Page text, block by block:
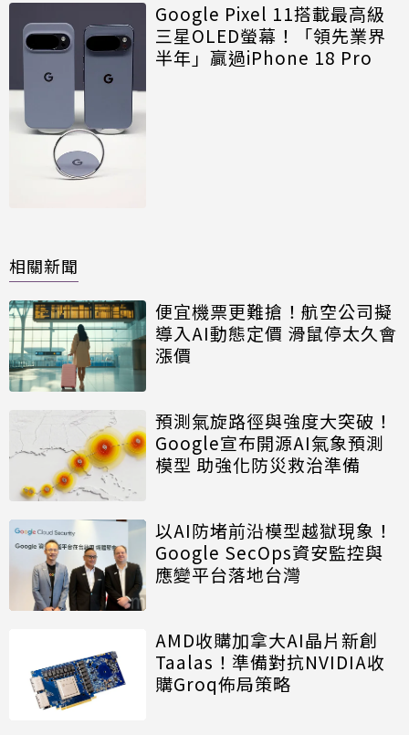
Google Pixel 11搭載最高級
三星OLED螢幕！「領先業界
半年」贏過iPhone 18 Pro
相關新聞
便宜機票更難搶！航空公司擬
導入AI動態定價 滑鼠停太久會
漲價
預測氣旋路徑與強度大突破！
Google宣布開源AI氣象預測
模型 助強化防災救治準備
以AI防堵前沿模型越獄現象！
Google SecOps資安監控與
應變平台落地台灣
AMD收購加拿大AI晶片新創
Taalas！準備對抗NVIDIA收
購Groq佈局策略